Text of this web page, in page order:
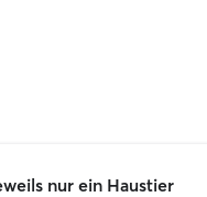
nur ein Haustier